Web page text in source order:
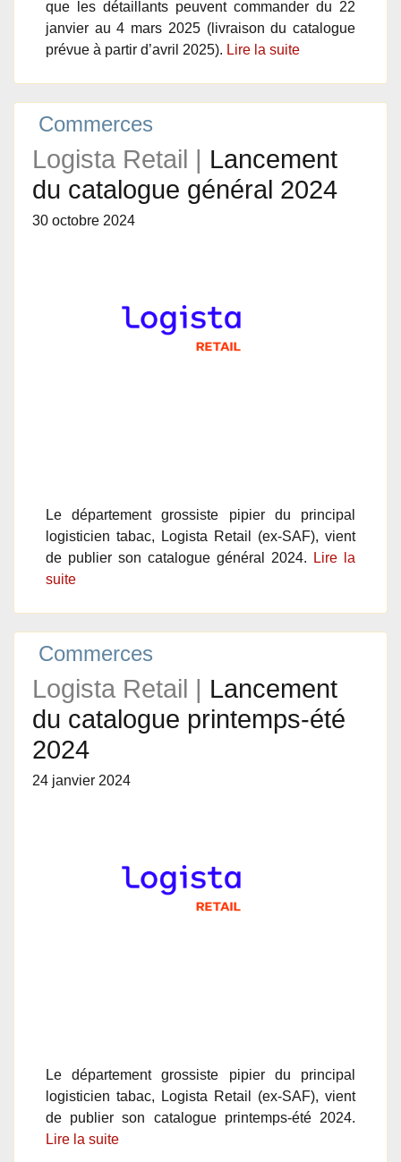
que les détaillants peuvent commander du 22
janvier au 4 mars 2025 (livraison du catalogue
prévue à partir d’avril 2025). Lire la suite
Commerces
Logista Retail | Lancement
du catalogue général 2024
30 octobre 2024
Le département grossiste pipier du principal
logisticien tabac, Logista Retail (ex-SAF), vient
de publier son catalogue général 2024.
Lire la
suite
Commerces
Logista Retail | Lancement
du catalogue printemps-été
2024
24 janvier 2024
Le département grossiste pipier du principal
logisticien tabac, Logista Retail (ex-SAF), vient
de publier son catalogue printemps-été 2024.
Lire la suite